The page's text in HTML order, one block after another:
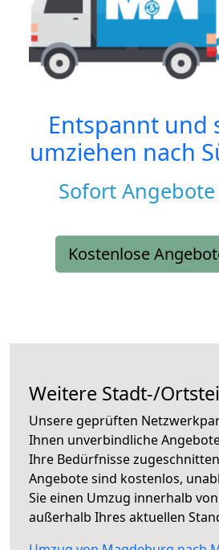
Entspannt und
umziehen nach
Sofort
Kostenlose
Weitere Stadt-/
Unsere geprüften
Ihnen unverbindliche
Ihre Bedürfnisse
Angebote sind kostenlos,
Sie einen Umzug innerhalb
außerhalb Ihres aktuellen